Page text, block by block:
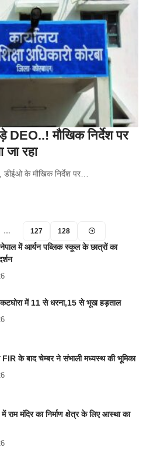
मौखिक निर्देश पर
जा रहा
डीईओ के मौखिक निर्देश पर…
… 127 128
में आर्यन पब्लिक स्कूल के छात्रों का
में 11 से धरना,15 से भूख हड़ताल
FIR के बाद चेम्बर ने संभाली मध्यस्थ की भूमिका
में राम मंदिर का निर्माण क्षेत्र के लिए आस्था का